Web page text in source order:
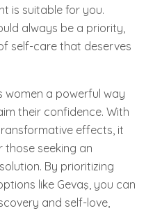
is suitable for you.
always be a priority,
self-care that deserves
women a powerful way
their confidence. With
effects, it
seeking an
By prioritizing
like Gevaş, you can
and self-love,